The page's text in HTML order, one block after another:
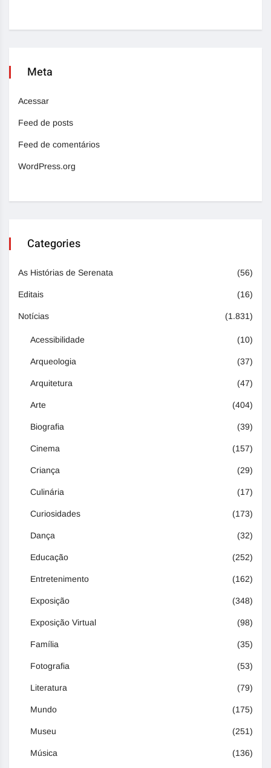
Meta
Acessar
Feed de posts
Feed de comentários
WordPress.org
Categories
As Histórias de Serenata (56)
Editais (16)
Notícias (1.831)
Acessibilidade (10)
Arqueologia (37)
Arquitetura (47)
Arte (404)
Biografia (39)
Cinema (157)
Criança (29)
Culinária (17)
Curiosidades (173)
Dança (32)
Educação (252)
Entretenimento (162)
Exposição (348)
Exposição Virtual (98)
Família (35)
Fotografia (53)
Literatura (79)
Mundo (175)
Museu (251)
Música (136)